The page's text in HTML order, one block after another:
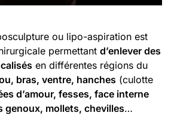
ou lipo-aspiration est
permettant d’enlever des
en différentes régions du
bras, ventre, hanches (culotte
d’amour, fesses, face interne
genoux, mollets, chevilles…